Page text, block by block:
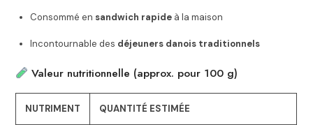
Consommé en sandwich rapide à la maison
Incontournable des déjeuners danois traditionnels
Valeur nutritionnelle (approx. pour 100 g)
NUTRIMENT QUANTITÉ ESTIMÉE